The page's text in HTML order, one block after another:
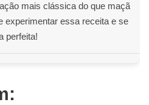
mais clássica do que maçã
experimentar essa receita e se
perfeita!